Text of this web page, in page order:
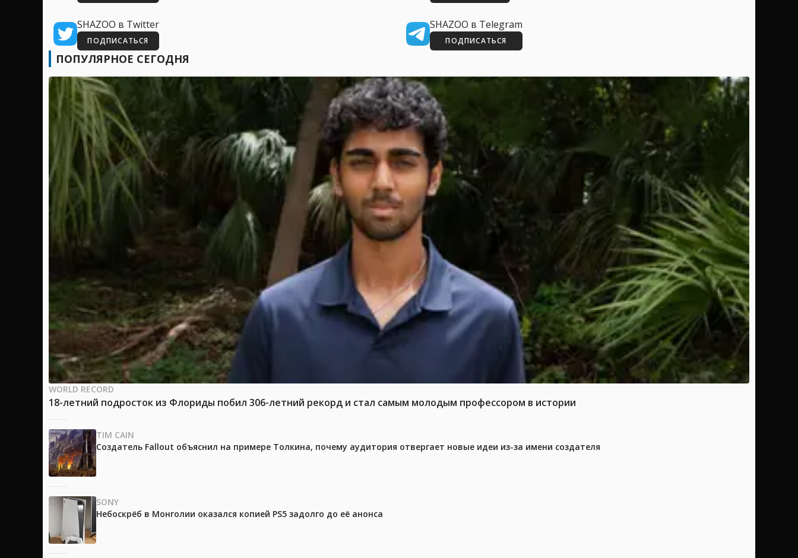
SHAZOO в Twitter
ПОДПИСАТЬСЯ
SHAZOO в Telegram
ПОДПИСАТЬСЯ
ПОПУЛЯРНОЕ СЕГОДНЯ
WORLD RECORD
18-летний подросток из Флориды побил 306-летний рекорд и стал самым молодым профессором в истории
TIM CAIN
Создатель Fallout объяснил на примере Толкина, почему аудитория отвергает новые идеи из-за имени создателя
SONY
Небоскрёб в Монголии оказался копией PS5 задолго до её анонса